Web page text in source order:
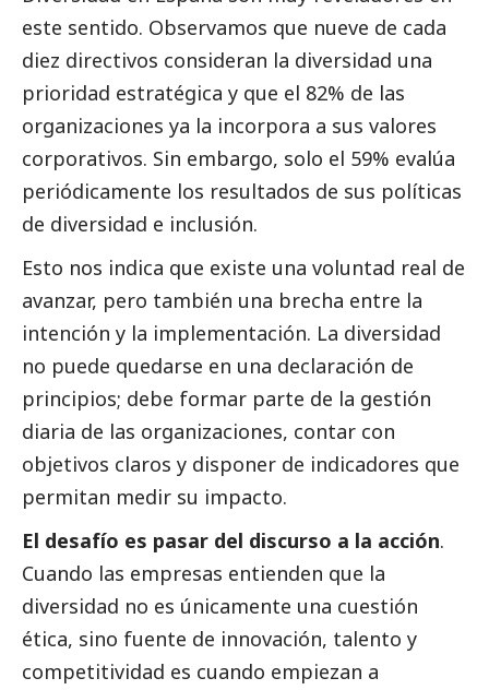
este sentido. Observamos que nueve de cada
diez directivos consideran la diversidad una
prioridad estratégica y que el 82% de las
organizaciones ya la incorpora a sus valores
corporativos. Sin embargo, solo el 59% evalúa
periódicamente los resultados de sus políticas
de diversidad e inclusión.
Esto nos indica que existe una voluntad real de
avanzar, pero también una brecha entre la
intención y la implementación. La diversidad
no puede quedarse en una declaración de
principios; debe formar parte de la gestión
diaria de las organizaciones, contar con
objetivos claros y disponer de indicadores que
permitan medir su impacto.
El desafío es pasar del discurso a la acción.
Cuando las empresas entienden que la
diversidad no es únicamente una cuestión
ética, sino fuente de innovación, talento y
competitividad es cuando empiezan a